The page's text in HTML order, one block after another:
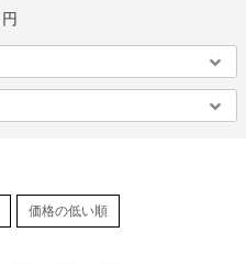
円
価格の低い順